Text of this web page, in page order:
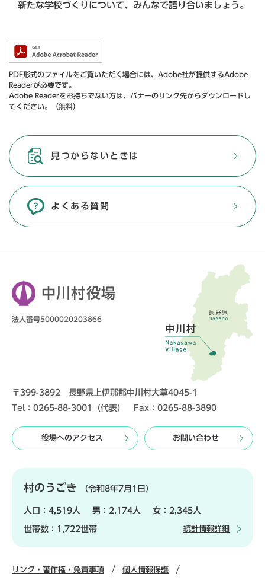
新たな学校づくりについて、みんなで語り合いましょう。
PDF形式のファイルをご覧いただく場合には、Adobe社が提供するAdobe
Readerが必要です。
Adobe Readerをお持ちでない方は、バナーのリンク先からダウンロードし
てください。（無料）
見つからないときは
よくある質問
中川村役場
法人番号5000020203866
〒399-3892 長野県上伊那郡中川村大草4045-1
Tel：0265-88-3001（代表） Fax：0265-88-3890
役場へのアクセス お問い合わせ
村のうごき （令和8年7月1日）
人口： 4,519人 男： 2,174人 女： 2,345人
世帯数： 1,722世帯 統計情報詳細
リンク・著作権・免責事項 個人情報保護